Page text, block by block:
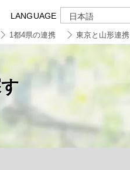
LANGUAGE 日本語
1都4県の連携 東京と山形連携